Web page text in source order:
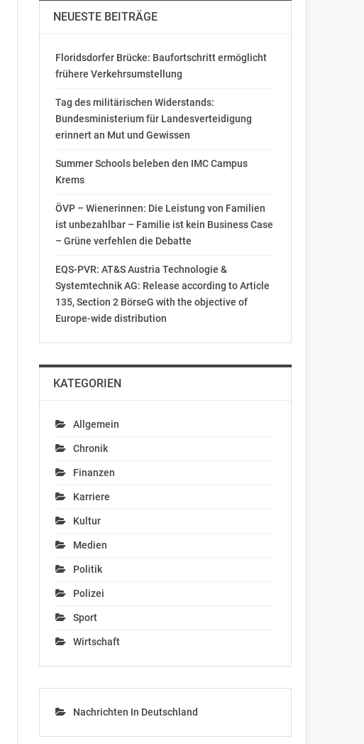
NEUESTE BEITRÄGE
Floridsdorfer Brücke: Baufortschritt ermöglicht
frühere Verkehrsumstellung
Tag des militärischen Widerstands:
Bundesministerium für Landesverteidigung
erinnert an Mut und Gewissen
Summer Schools beleben den IMC Campus
Krems
ÖVP – Wienerinnen: Die Leistung von Familien
ist unbezahlbar – Familie ist kein Business Case
– Grüne verfehlen die Debatte
EQS-PVR: AT&S Austria Technologie &
Systemtechnik AG: Release according to Article
135, Section 2 BörseG with the objective of
Europe-wide distribution
KATEGORIEN
Allgemein
Chronik
Finanzen
Karriere
Kultur
Medien
Politik
Polizei
Sport
Wirtschaft
Nachrichten In Deutschland